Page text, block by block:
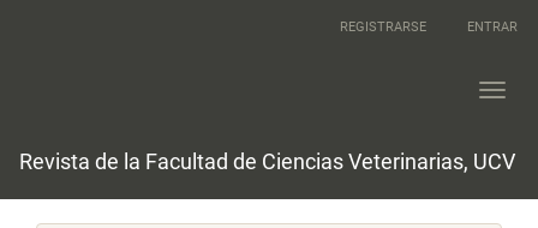
REGISTRARSE ENTRAR
Revista de la Facultad de Ciencias Veterinarias, UCV